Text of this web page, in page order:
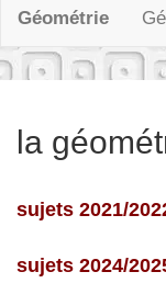
Géométrie
la
sujets 2021/
sujets 2024/